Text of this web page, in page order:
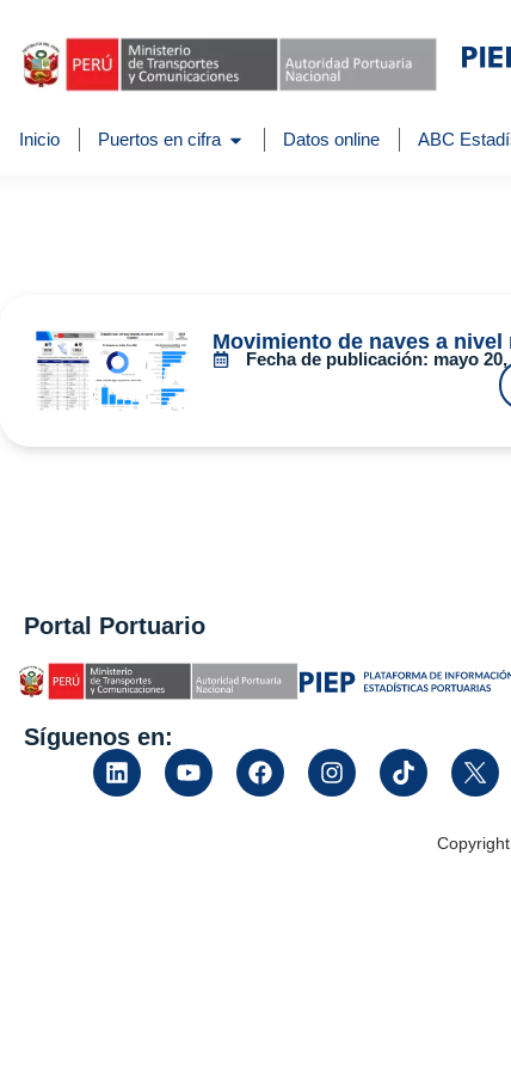
Inicio Puertos en cifra Datos online ABC
Movimiento de naves a nivel
Fecha de publicación: mayo 20,
Portal Portuario
Síguenos en: